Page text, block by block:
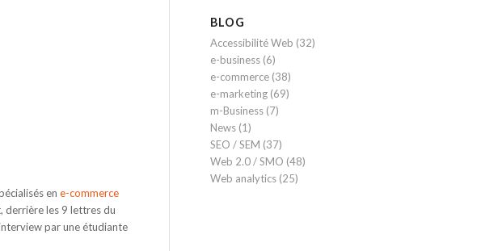
en e-commerce
derrière les 9 lettres du
par une étudiante
BLOG
Accessibilité Web (32)
e-business (6)
e-commerce (38)
e-marketing (69)
m-Business (7)
News (1)
SEO / SEM (37)
Web 2.0 / SMO (48)
Web analytics (25)